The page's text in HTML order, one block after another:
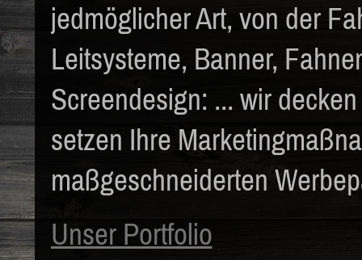
jedmöglicher Art, von der
Leitsysteme, Banner,
Screendesign: ... wir
setzen Ihre
maßgeschneiderten
Unser Portfolio